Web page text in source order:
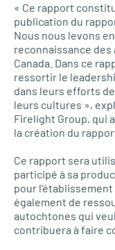
« Ce rapport
publication du
Nous nous levons
reconnaissance
Canada. Dans ce
ressortir le
dans leurs efforts
leurs cultures »,
Firelight Group, qui
la création du
Ce rapport sera
participé à sa
pour
également de
autochtones qui
contribuera à faire